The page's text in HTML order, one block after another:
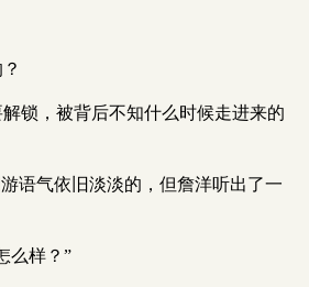
锁，被背后不知什么时候走进来的
语气依旧淡淡的，但詹洋听出了一
么样？”